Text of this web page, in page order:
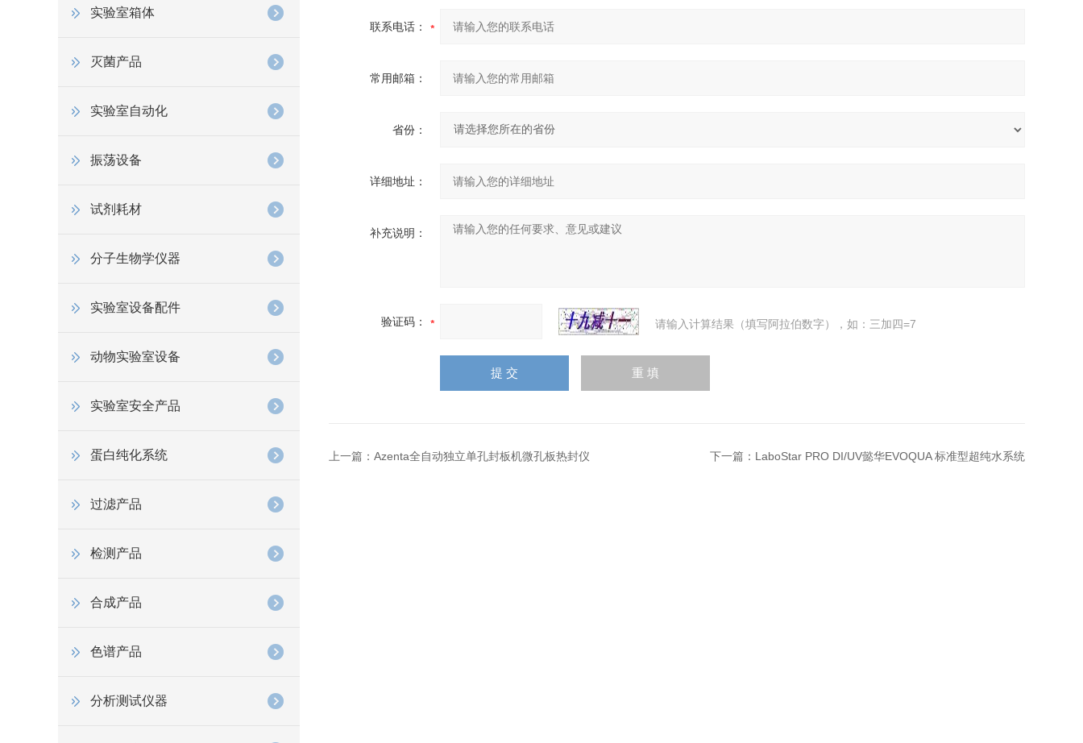
实验室箱体
灭菌产品
实验室自动化
振荡设备
试剂耗材
分子生物学仪器
实验室设备配件
动物实验室设备
实验室安全产品
蛋白纯化系统
过滤产品
检测产品
合成产品
色谱产品
分析测试仪器
联系电话：
常用邮箱：
省份：
详细地址：
补充说明：
验证码： 请输入计算结果（填写阿拉伯数字），如：三加四=7
上一篇： Azenta全自动独立单孔封板机微孔板热封仪 下一篇： LaboStar PRO DI/UV懿华EVOQUA 标准型超纯水系统